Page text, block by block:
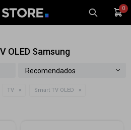
0
OLED Samsung
Recomendados
TV
Smart TV OLED